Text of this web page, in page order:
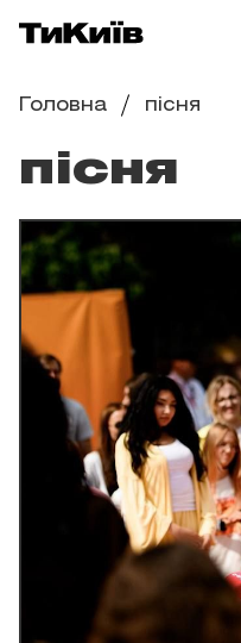
Головна пісня
пісня